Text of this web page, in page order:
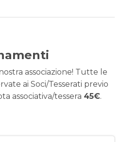
associazione! Tutte le
ai Soci/Tesserati previo
associativa/tessera 45€.